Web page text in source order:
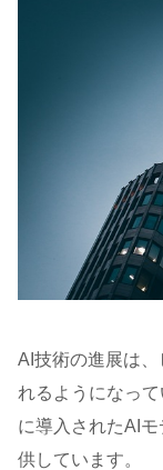
AI技術の進展は
れるようになっ
に導入されたAI
供しています。